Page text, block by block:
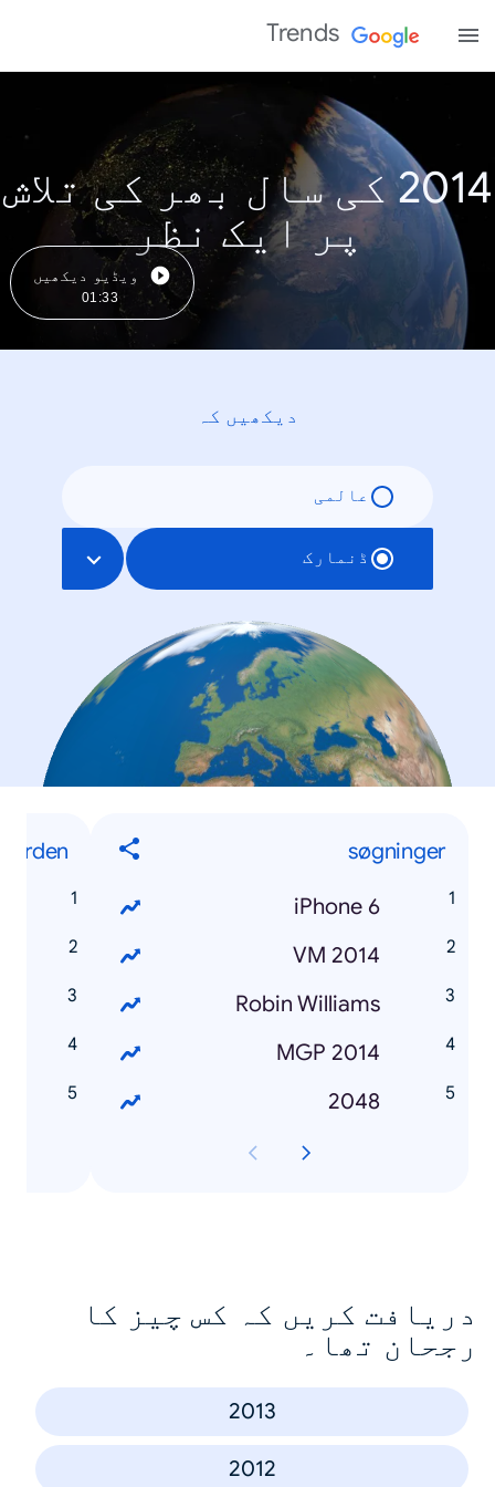
Trends
2014 کی سال بھر کی تلاش
پر ایک نظر
ویڈیو دیکھیں
01:33
دیکھیں کہ
عالمی
ڈنمارک
søgninger
iPhone 6
VM 2014
Robin Williams
MGP 2014
2048
دریافت کریں کہ کس چیز کا
رجحان تھا۔
2013
2012